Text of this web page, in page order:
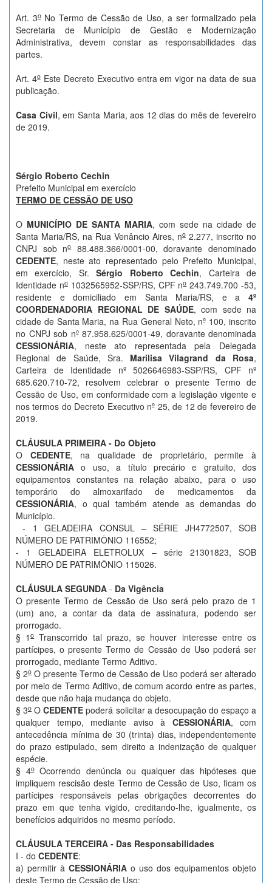
Art. 3oNo Termo de Cessão de Uso, a ser formalizado pela
Secretaria de Município de Gestão e Modernização
Administrativa, devem constar as responsabilidades das
partes.
Art. 4oEste Decreto Executivo entra em vigor na data de sua
publicação.
Casa Civil, em Santa Maria, aos 12 dias do mês de fevereiro
de 2019.
Sérgio Roberto Cechin
Prefeito Municipal em exercício
TERMO DE CESSÃO DE USO
O MUNICÍPIO DE SANTA MARIA, com sede na cidade de
Santa Maria/RS, na Rua Venâncio Aires, no 2.277, inscrito no
CNPJ sob no88.488.366/0001-00, doravante denominado
CEDENTE, neste ato representado pelo Prefeito Municipal,
em exercício, Sr.Sérgio Roberto Cechin, Carteira de
Identidade no1032565952-SSP/RS, CPF no243.749.700 -53,
residente e domiciliado em Santa Maria/RS, e a 4º
COORDENADORIA REGIONAL DE SAÚDE, com sede na
cidade de Santa Maria, na Rua General Neto, nº 100, inscrito
no CNPJ sob nº 87.958.625/0001-49, doravante denominada
CESSIONÁRIA, neste ato representada pela Delegada
Regional de Saúde, Sra. Marilisa Vilagrand da Rosa,
Carteira de Identidade nº 5026646983-SSP/RS, CPF nº
685.620.710-72, resolvem celebrar o presente Termo de
Cessão de Uso, em conformidade com a legislação vigente e
nos termos do Decreto Executivo nº 25, de 12 de fevereiro de
2019.
CLÁUSULA PRIMEIRA - Do Objeto
O CEDENTE, na qualidade de proprietário, permite à
CESSIONÁRIA o uso, a título precário e gratuito, dos
equipamentos constantes na relação abaixo, para o uso
temporário do almoxarifado de medicamentos da
CESSIONÁRIA, o qual também atende as demandas do
Município.
- 1 GELADEIRA CONSUL – SÉRIE JH4772507, SOB
NÚMERO DE PATRIMÔNIO 116552;
- 1 GELADEIRA ELETROLUX – série 21301823, SOB
NÚMERO DE PATRIMÔNIO 115026.
CLÁUSULA SEGUNDA - Da Vigência
O presente Termo de Cessão de Uso será pelo prazo de 1
(um) ano, a contar da data de assinatura, podendo ser
prorrogado.
§ 1oTranscorrido tal prazo, se houver interesse entre os
partícipes, o presente Termo de Cessão de Uso poderá ser
prorrogado, mediante Termo Aditivo.
§ 2o O presente Termo de Cessão de Uso poderá ser alterado
por meio de Termo Aditivo, de comum acordo entre as partes,
desde que não haja mudança do objeto.
§ 3o OCEDENTE poderá solicitar a desocupação do espaço a
qualquer tempo, mediante aviso à CESSIONÁRIA, com
antecedência mínima de 30 (trinta) dias, independentemente
do prazo estipulado, sem direito a indenização de qualquer
espécie.
§ 4oOcorrendo denúncia ou qualquer das hipóteses que
impliquem rescisão deste Termo de Cessão de Uso, ficam os
partícipes responsáveis pelas obrigações decorrentes do
prazo em que tenha vigido, creditando-lhe, igualmente, os
benefícios adquiridos no mesmo período.
CLÁUSULA TERCEIRA - Das Responsabilidades
I - do CEDENTE:
a) permitir à CESSIONÁRIA o uso dos equipamentos objeto
deste Termo de Cessão de Uso;